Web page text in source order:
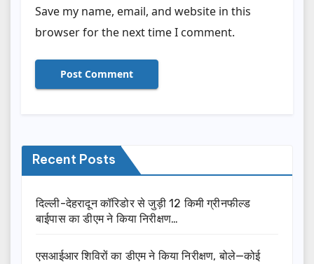
Save my name, email, and website in this
browser for the next time I comment.
Recent Posts
दिल्ली-देहरादून कॉरिडोर से जुड़ी 12 किमी ग्रीनफील्ड
बाईपास का डीएम ने किया निरीक्षण…
एसआईआर शिविरों का डीएम ने किया निरीक्षण, बोले—कोई